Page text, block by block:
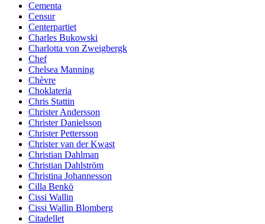
Cementa
Censur
Centerpartiet
Charles Bukowski
Charlotta von Zweigbergk
Chef
Chelsea Manning
Chèvre
Choklateria
Chris Stattin
Christer Andersson
Christer Danielsson
Christer Pettersson
Christer van der Kwast
Christian Dahlman
Christian Dahlström
Christina Johannesson
Cilla Benkö
Cissi Wallin
Cissi Wallin Blomberg
Citadellet